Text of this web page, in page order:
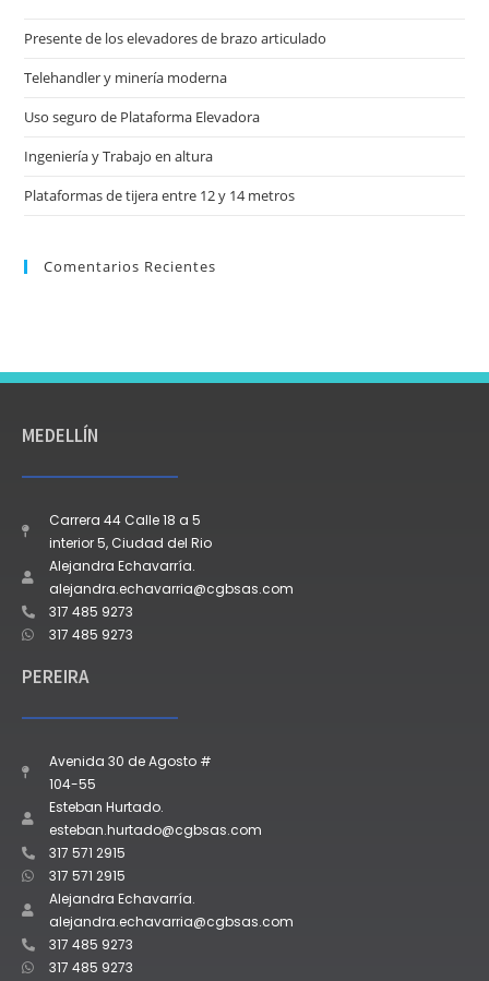
Presente de los elevadores de brazo articulado
Telehandler y minería moderna
Uso seguro de Plataforma Elevadora
Ingeniería y Trabajo en altura
Plataformas de tijera entre 12 y 14 metros
Comentarios Recientes
MEDELLÍN
Carrera 44 Calle 18 a 5
interior 5, Ciudad del Rio
Alejandra Echavarría.
alejandra.echavarria@cgbsas.com
317 485 9273
317 485 9273
PEREIRA
Avenida 30 de Agosto #
104-55
Esteban Hurtado.
esteban.hurtado@cgbsas.com
317 571 2915
317 571 2915
Alejandra Echavarría.
alejandra.echavarria@cgbsas.com
317 485 9273
317 485 9273